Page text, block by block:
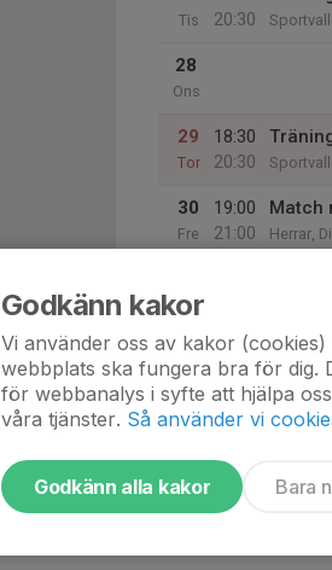
Tis
20:30
28
Ons
29
Tor
18:30
20:30
30
Fre
19:00
21:00
Match
Herrar,
31
02:00
Godkänn kakor
Vi använder oss av kakor
webbplats ska fungera bra för dig.
för webbanalys i syfte att hjälpa
våra tjänster. Så använder vi
Godkänn alla kakor Bara